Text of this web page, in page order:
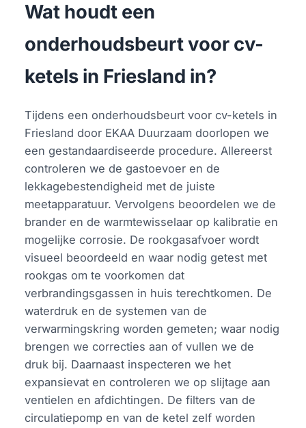
Wat houdt een
onderhoudsbeurt voor cv-
ketels in Friesland in?
Tijdens een onderhoudsbeurt voor cv-ketels in
Friesland door EKAA Duurzaam doorlopen we
een gestandaardiseerde procedure. Allereerst
controleren we de gastoevoer en de
lekkagebestendigheid met de juiste
meetapparatuur. Vervolgens beoordelen we de
brander en de warmtewisselaar op kalibratie en
mogelijke corrosie. De rookgasafvoer wordt
visueel beoordeeld en waar nodig getest met
rookgas om te voorkomen dat
verbrandingsgassen in huis terechtkomen. De
waterdruk en de systemen van de
verwarmingskring worden gemeten; waar nodig
brengen we correcties aan of vullen we de
druk bij. Daarnaast inspecteren we het
expansievat en controleren we op slijtage aan
ventielen en afdichtingen. De filters van de
circulatiepomp en van de ketel zelf worden